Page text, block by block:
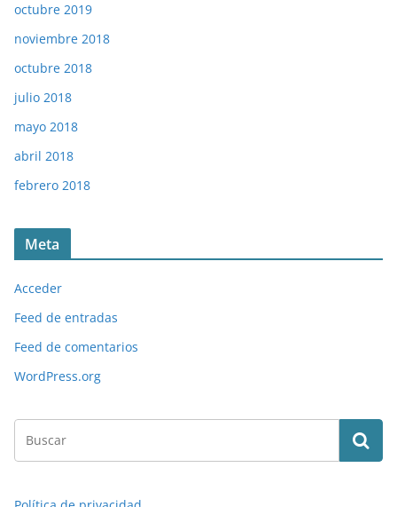
octubre 2019
noviembre 2018
octubre 2018
julio 2018
mayo 2018
abril 2018
febrero 2018
Meta
Acceder
Feed de entradas
Feed de comentarios
WordPress.org